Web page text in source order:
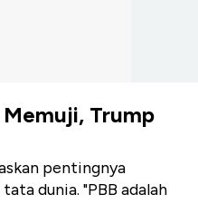
Memuji, Trump
pentingnya
dunia. "PBB adalah